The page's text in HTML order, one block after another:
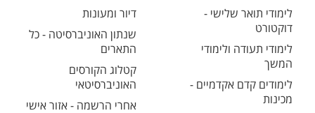
לימודי תואר שלישי -
דוקטורט
לימודי תעודה ולימודי
המשך
לימודים קדם אקדמיים -
מכינות
דיור ומעונות
שנתון האוניברסיטה - כל
התארים
קטלוג הקורסים
האוניברסיטאי
אחרי הרשמה - אזור אישי